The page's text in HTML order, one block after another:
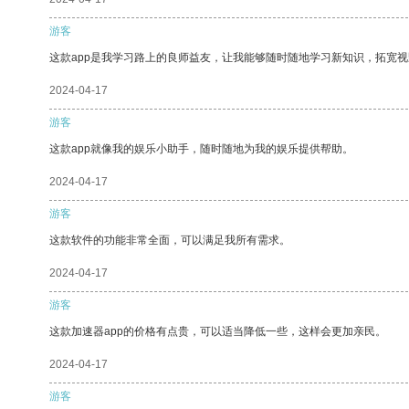
游客
这款app是我学习路上的良师益友，让我能够随时随地学习新知识，拓宽
2024-04-17
游客
这款app就像我的娱乐小助手，随时随地为我的娱乐提供帮助。
2024-04-17
游客
这款软件的功能非常全面，可以满足我所有需求。
2024-04-17
游客
这款加速器app的价格有点贵，可以适当降低一些，这样会更加亲民。
2024-04-17
游客